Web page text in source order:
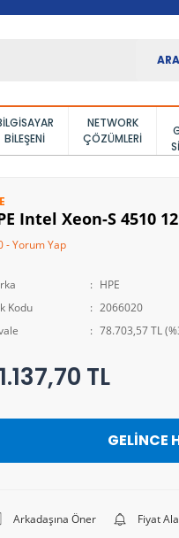
ARA
BILEŞENI
NETWORK
ÇÖZÜMLERI
Intel Xeon-S 4510
- Yorum Yap
HPE
Kodu
2066020
78.703,57 TL
TL
GELİNCE
Arkadaşına Öner Fiyat